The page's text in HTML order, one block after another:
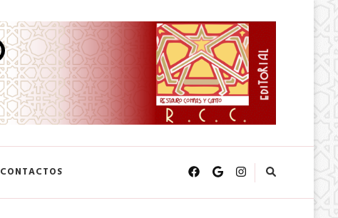
CONTACTOS